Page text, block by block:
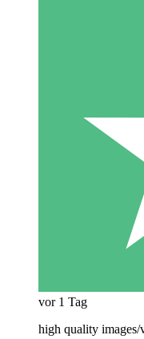
vor 1 Tag
high quality images/